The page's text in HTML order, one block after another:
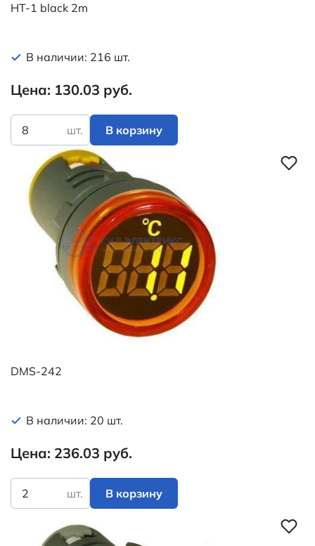
HT-1 black 2m
В наличии: 216 шт.
Цена: 130.03 руб.
шт. В корзину
DMS-242
В наличии: 20 шт.
Цена: 236.03 руб.
шт. В корзину